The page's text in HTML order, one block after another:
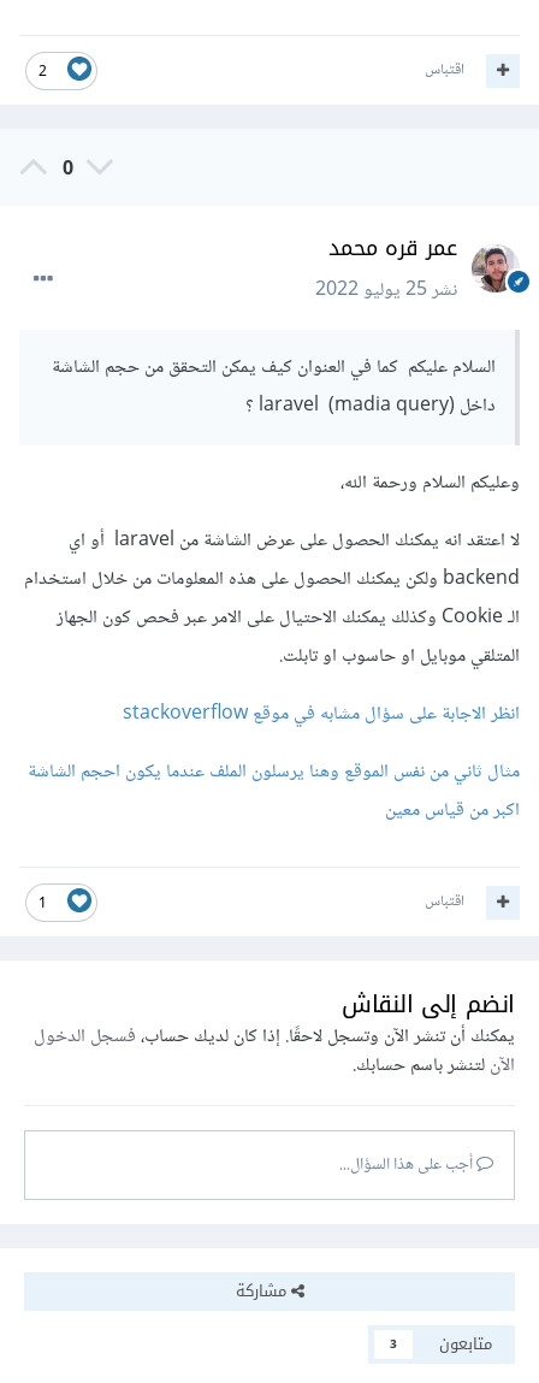
2 اقتباس
0
عمر قره محمد
نشر25 يوليو 2022
السلام عليكم كما في العنوان كيف يمكن التحقق من حجم الشاشة
داخل laravel (madia query) ؟
وعليكم السلام ورحمة الله،
لا اعتقد انه يمكنك الحصول على عرض الشاشة من laravel أو اي
backend ولكن يمكنك الحصول على هذه المعلومات من خلال استخدام
الـ Cookie وكذلك يمكنك الاحتيال على الامر عبر فحص كون الجهاز
المتلقي موبايل او حاسوب او تابلت.
انظر الاجابة على سؤال مشابه في موقع stackoverflow
مثال ثاني من نفس الموقع وهنا يرسلون الملف عندما يكون احجم الشاشة
اكبر من قياس معين
1 اقتباس
انضم إلى النقاش
يمكنك أن تنشر الآن وتسجل لاحقًا. إذا كان لديك حساب،فسجل الدخول
الآنلتنشر باسم حسابك.
أجب على هذا السؤال...
مشاركة
متابعون
3